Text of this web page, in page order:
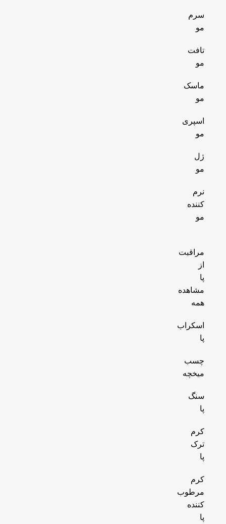
سرم
مو
تافت
مو
ماسک
مو
اسپری
مو
ژل
مو
نرم
کننده
مو
مراقبت
از
پا
مشاهده
همه
اسکراب
پا
چسب
میخچه
سنگ
پا
کرم
ترک
پا
کرم
مرطوب
کننده
پا